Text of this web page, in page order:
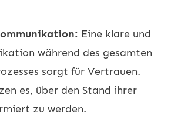
Eine klare und
während des gesamten
sorgt für Vertrauen.
es, über den Stand ihrer
zu werden.